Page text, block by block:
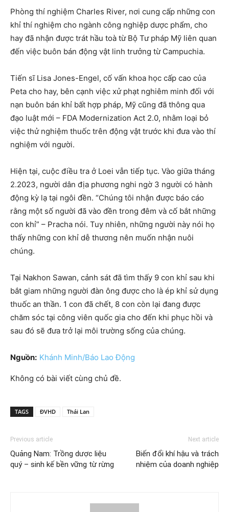
Phòng thí nghiệm Charles River, nơi cung cấp những con
khỉ thí nghiệm cho ngành công nghiệp dược phẩm, cho
hay đã nhận được trát hầu toà từ Bộ Tư pháp Mỹ liên quan
đến việc buôn bán động vật linh trưởng từ Campuchia.
Tiến sĩ Lisa Jones-Engel, cố vấn khoa học cấp cao của
Peta cho hay, bên cạnh việc xử phạt nghiêm minh đối với
nạn buôn bán khỉ bất hợp pháp, Mỹ cũng đã thông qua
đạo luật mới – FDA Modernization Act 2.0, nhằm loại bỏ
việc thử nghiệm thuốc trên động vật trước khi đưa vào thí
nghiệm với người.
Hiện tại, cuộc điều tra ở Loei vẫn tiếp tục. Vào giữa tháng
2.2023, người dân địa phương nghi ngờ 3 người có hành
động kỳ lạ tại ngôi đền. “Chúng tôi nhận được báo cáo
rằng một số người đã vào đền trong đêm và cố bắt những
con khỉ” – Pracha nói. Tuy nhiên, những người này nói họ
thấy những con khỉ dễ thương nên muốn nhận nuôi
chúng.
Tại Nakhon Sawan, cảnh sát đã tìm thấy 9 con khỉ sau khi
bắt giam những người đàn ông được cho là ép khỉ sử dụng
thuốc an thần. 1 con đã chết, 8 con còn lại đang được
chăm sóc tại công viên quốc gia cho đến khi phục hồi và
sau đó sẽ đưa trở lại môi trường sống của chúng.
Nguồn: Khánh Minh/Báo Lao Động
Không có bài viết cùng chủ đề.
TAGS ĐVHD Thái Lan
Previous article
Quảng Nam: Trồng dược liệu
quý – sinh kế bền vững từ rừng
Next article
Biến đổi khí hậu và trách
nhiệm của doanh nghiệp